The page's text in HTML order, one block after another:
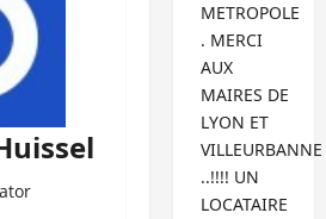
METROPOLE
. MERCI
AUX
MAIRES DE
LYON ET
VILLEURBANNE
..!!!! UN
LOCATAIRE